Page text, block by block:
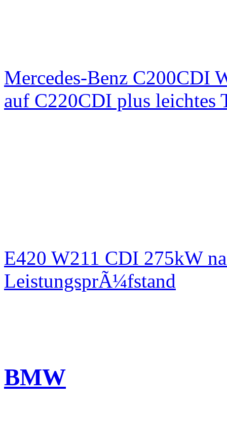
Mercedes-Benz C200CDI
auf C220CDI plus
E420 W211 CDI 275kW
LeistungsprÃ¼fstand
BMW